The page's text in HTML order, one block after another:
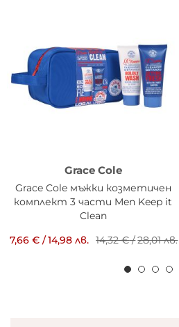
Grace Cole
Grace Cole мъжки козметичен
комплект 3 части Men Keep it
Clean
7,66 € /14,98 лв. 14,32 €/28,01 лв.